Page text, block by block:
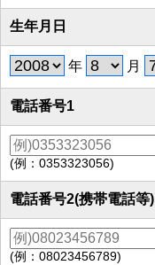
生年月日
年 月
電話番号1
(例：0353323056)
電話番号2(携帯電話等)
(例：08023456789)